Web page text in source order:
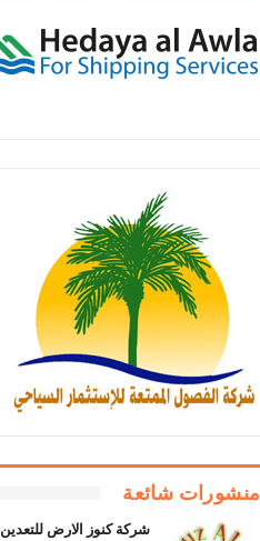
منشورات شائعة
شركة كنوز الارض للتعدين